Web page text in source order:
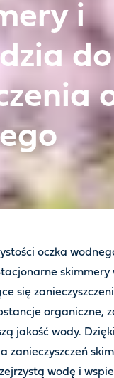
i
do
oczka
skimmery
się
organiczne,
jakość wody.
zanieczyszczeń
wodę i